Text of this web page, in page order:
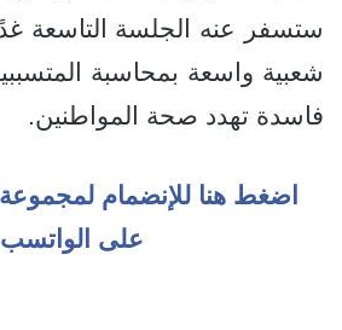
ستسفر عنه الجلسة التاسعة
شعبية واسعة بمحاسبة
فاسدة تهدد صحة المواطنين.
اضغط هنا للإنضمام
على الواتسب